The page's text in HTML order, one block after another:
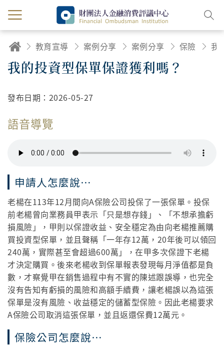
教育宣導 案例分享 案例分享 保險
我的投資型保單保證獲利嗎？
發布日期： 2026-05-27
語音導覽
申請人怎麼說…
老楊在113年12月間向A保險公司投保了一張保單。投保
前老楊曾向業務員甲表示「只是想存錢」、「不想承擔虧
損風險」，甲則以保證收益、安全穩定為由向老楊推薦購
買投資型保單，並且聲稱「一年存12萬，20年後可以領回
240萬，實際甚至會超過600萬」，在甲多次保證下老楊
才決定購買。後來老楊收到保單報表發現每月淨值都是負
數，才察覺甲在銷售過程中有不實的陳述跟誤導，也完全
沒有告知有虧損的風險和高額手續費，讓老楊誤以為這張
保單是沒有風險、收益穩定的儲蓄型保險。因此老楊要求
A保險公司取消這張保單，並且返還保費12萬元。
保險公司怎麼說…